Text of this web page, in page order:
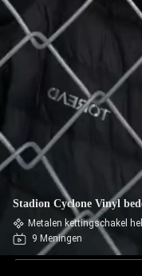
Stadion Cyclone Vinyl
Metalen kettingschakel
9 Meningen